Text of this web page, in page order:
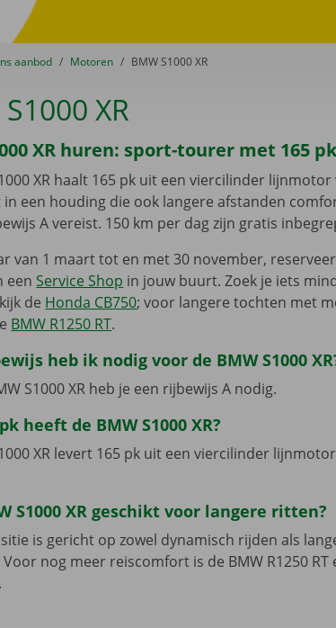
hier:
aanbod naar
Motoren naar
BMW S1000 XR
XR
XR huren: sport-tourer met 165
XR haalt 165 pk uit een viercilinder lijnmotor
in een houding die ook langere afstanden
A vereist. 150 km per dag zijn gratis
van 1 maart tot en met 30 november,
een Service Shop in jouw buurt. Zoek je iets
de Honda CB750; voor langere tochten met
BMW R1250 RT.
heb ik nodig voor de BMW S1000
S1000 XR heb je een rijbewijs A nodig.
heeft de BMW S1000 XR?
XR levert 165 pk uit een viercilinder
S1000 XR geschikt voor langere ritten?
is gericht op zowel dynamisch rijden als
nog meer reiscomfort is de BMW R1250 RT